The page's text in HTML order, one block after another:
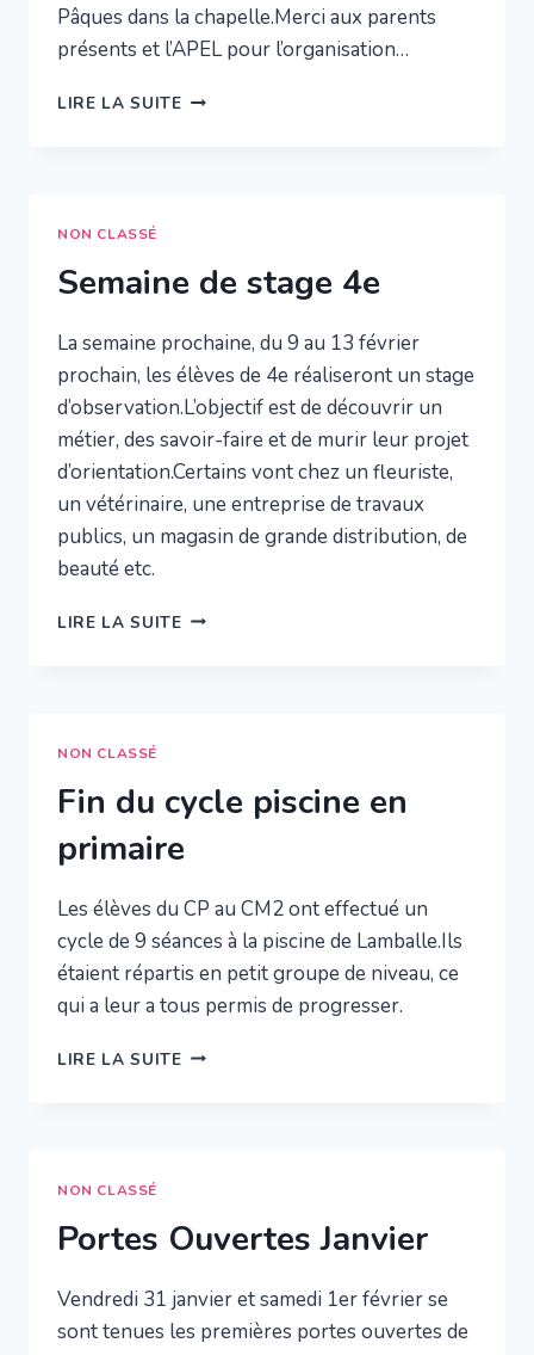
Pâques dans la chapelle.Merci aux parents
présents et l’APEL pour l’organisation…
LIRE LA SUITECHASSE
NON CLASSÉ
Semaine de stage 4e
La semaine prochaine, du 9 au 13 février
prochain, les élèves de 4e réaliseront un stage
d’observation.L’objectif est de découvrir un
métier, des savoir-faire et de murir leur projet
d’orientation.Certains vont chez un fleuriste,
un vétérinaire, une entreprise de travaux
publics, un magasin de grande distribution, de
beauté etc.
LIRE LA SUITESEMAINE
NON CLASSÉ
Fin du cycle piscine en
primaire
Les élèves du CP au CM2 ont effectué un
cycle de 9 séances à la piscine de Lamballe.Ils
étaient répartis en petit groupe de niveau, ce
qui a leur a tous permis de progresser.
LIRE LA SUITEFIN
NON CLASSÉ
Portes Ouvertes Janvier
Vendredi 31 janvier et samedi 1er février se
sont tenues les premières portes ouvertes de